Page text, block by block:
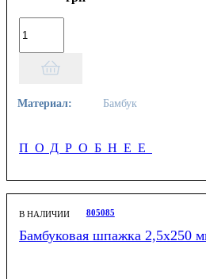
Материал: Бамбук
ПОДРОБНЕЕ
В НАЛИЧИИ 805085
Бамбуковая шпажка 2,5х250